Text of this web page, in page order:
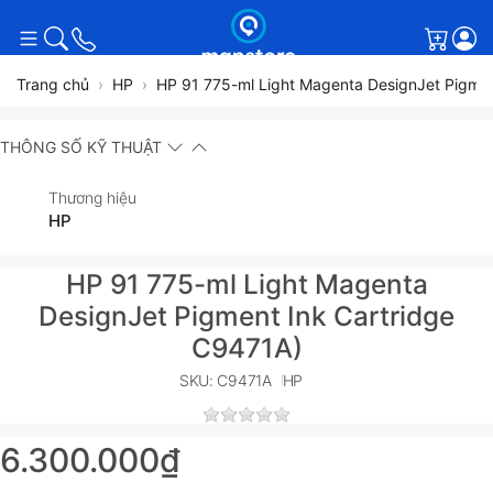
Giỏ
Trang chủ HP HP 91 775-ml Light Magenta DesignJet
THÔNG SỐ KỸ THUẬT
Thương hiệu
HP
HP 91 775-ml Light Magenta
DesignJet Pigment Ink Cartridge
C9471A)
SKU: C9471A HP
6.300.000₫